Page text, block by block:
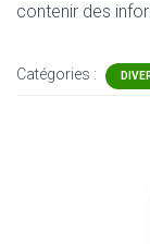
contenir des
Catégories :